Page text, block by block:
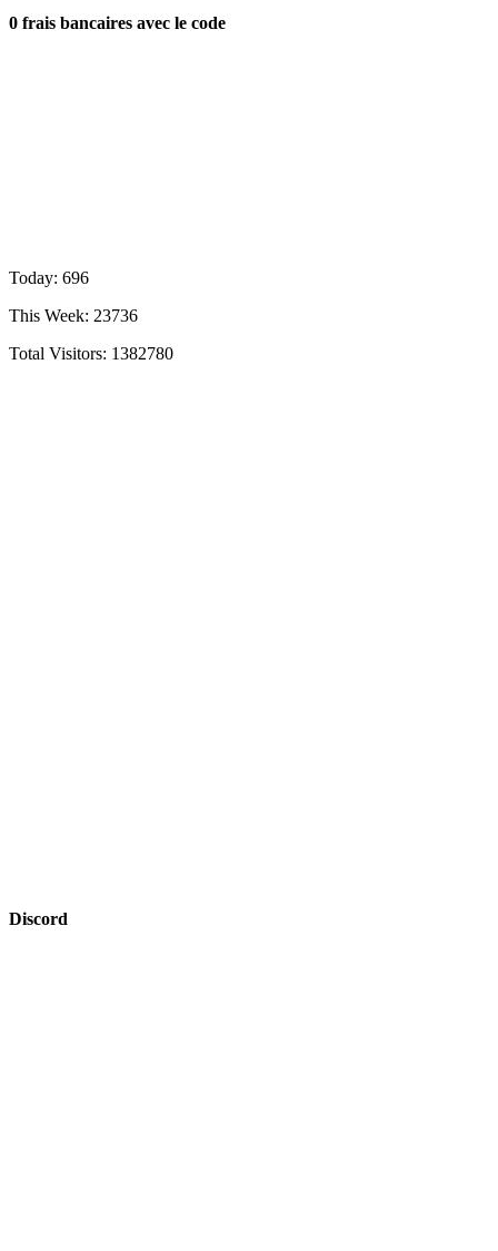
0 frais bancaires avec le code
Today: 696
This Week: 23736
Total Visitors: 1382780
Discord